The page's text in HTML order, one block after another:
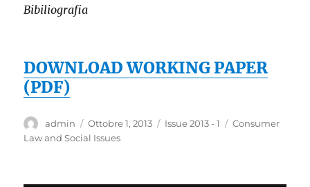
Bibiliografia
DOWNLOAD WORKING PAPER
(PDF)
Autore
admin
Pubblicato
il
Ottobre 1, 2013 Categorie
Issue 2013 - 1 Tag
Consumer
Law and Social Issues